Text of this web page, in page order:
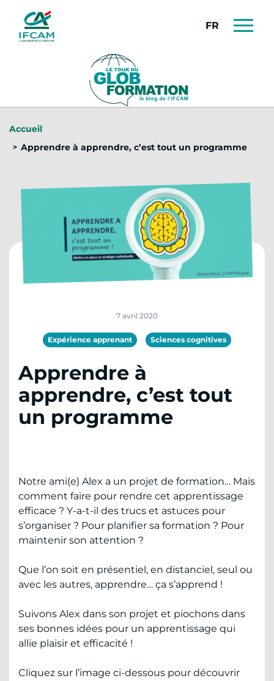
FRANÇAIS
Accueil
Apprendre à apprendre, c’est tout un programme
7 avril 2020
Expérience apprenant Sciences cognitives
Apprendre à
apprendre, c’est tout
un programme
Notre ami(e) Alex a un projet de formation… Mais
comment faire pour rendre cet apprentissage
efficace ? Y-a-t-il des trucs et astuces pour
s’organiser ? Pour planifier sa formation ? Pour
maintenir son attention ?
Que l’on soit en présentiel, en distanciel, seul ou
avec les autres, apprendre… ça s’apprend !
Suivons Alex dans son projet et piochons dans
ses bonnes idées pour un apprentissage qui
allie plaisir et efficacité !
Cliquez sur l’image ci-dessous pour découvrir